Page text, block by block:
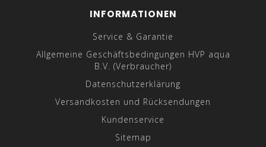
INFORMATIONEN
Service & Garantie
Allgemeine Geschäftsbedingungen HVP aqua
B.V. (Verbraucher)
Datenschutzerklärung
Versandkosten und Rücksendungen
Kundenservice
Sitemap